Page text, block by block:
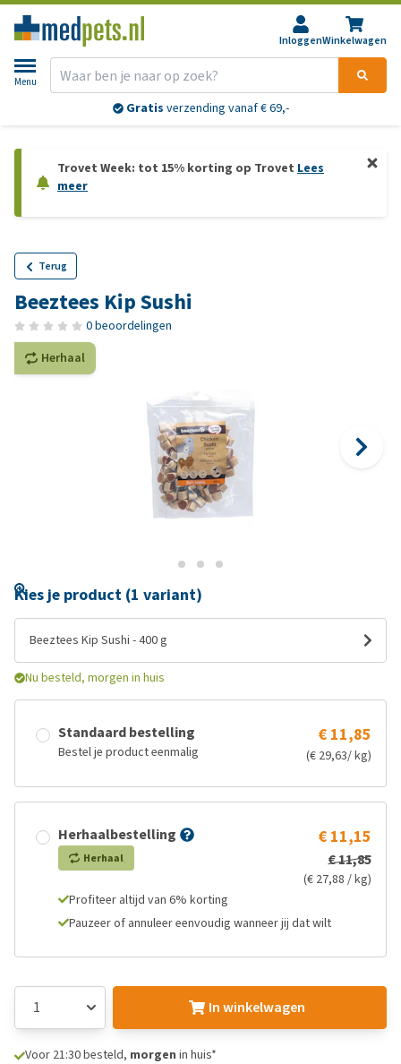
InloggenWinkelwagen
Menu
Gratis verzending vanaf € 69,-
Trovet Week: tot 15% korting op Trovet Lees
meer
Terug
Beeztees Kip Sushi
0 beoordelingen
Herhaal
Kies je product (1 variant)
Beeztees Kip Sushi - 400 g
Nu besteld, morgen in huis
Standaard bestelling
Bestel je product eenmalig
€ 11,85
(€ 29,63/ kg)
Herhaalbestelling
Herhaal
€ 11,15
€ 11,85
(€ 27,88 / kg)
Profiteer altijd van 6% korting
Pauzeer of annuleer eenvoudig wanneer jij dat wilt
In winkelwagen
Voor 21:30 besteld, morgen in huis*